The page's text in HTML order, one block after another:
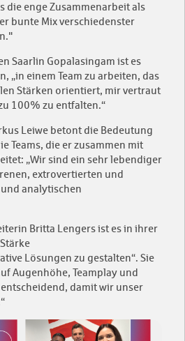
die enge Zusammenarbeit als
bunte Mix verschiedenster
Saarlin Gopalasingam ist es
„in einem Team zu arbeiten, das
Stärken orientiert, mir vertraut
100% zu entfalten.“
Leiwe betont die Bedeutung
Teams, die er zusammen mit
„Wir sind ein sehr lebendiger
extrovertierten und
analytischen
Britta Lengers ist es in ihrer
Lösungen zu gestalten“. Sie
Augenhöhe, Teamplay und
damit wir unser